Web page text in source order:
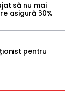
să nu mai
asigură 60%
pentru